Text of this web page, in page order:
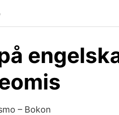
– Bokon